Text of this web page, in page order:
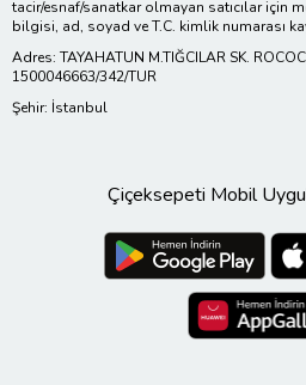
tacir/esnaf/sanatkar olmayan satıcılar için
bilgisi, ad, soyad ve T.C. kimlik numarası
Adres: TAYAHATUN M.TIĞCILAR SK.
1500046663/342/TUR
Şehir: İstanbul
Çiçeksepeti Mobil